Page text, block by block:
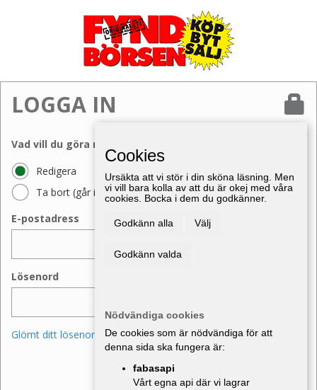
LOGGA IN
Vad vill du göra med din annons?
Redigera
Ta bort (går inte att ångra)
E-postadress
Lösenord
Glömt ditt lösenord?
Cookies
Ursäkta att vi stör i din sköna läsning. Men
vi vill bara kolla av att du är okej med våra
cookies. Bocka i dem du godkänner.
Godkänn alla Välj
Godkänn valda
Nödvändiga cookies
De cookies som är nödvändiga för att
denna sida ska fungera är:
fabasapi
Vårt egna api där vi lagrar